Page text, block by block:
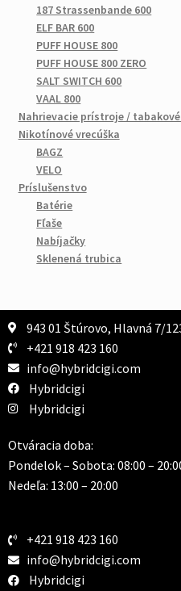
187 Strassenbande 600
ELF BAR 600
PUFF HOUSE 800
PUFF HOUSE 800 ZERO
SALT SWITCH 600
VAAL 800
Nahrievacie prístroje /
Nikotínové vrecúška
BAGZ
VELO
Príslušenstvo
Batérie
Fľaše
Nabíjačky
Sklenená trubica
943 01 Štúrovo, Hlavná 7/
+421 918 423 160
info@hybridcigi.com
Hybridcigi
Hybridcigi
Otváracia doba:
Pondelok – Sobota: 08:00 –
Nedeľa: 13:00 – 20:00
+421 918 423 160
info@hybridcigi.com
Hybridcigi